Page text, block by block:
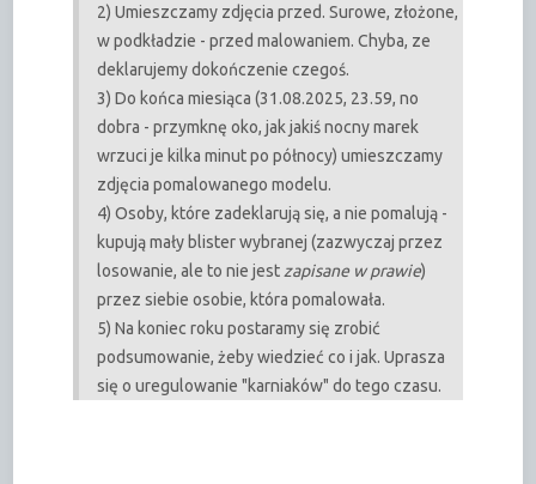
2) Umieszczamy zdjęcia przed. Surowe, złożone,
w podkładzie - przed malowaniem. Chyba, ze
deklarujemy dokończenie czegoś.
3) Do końca miesiąca (31.08.2025, 23.59, no
dobra - przymknę oko, jak jakiś nocny marek
wrzuci je kilka minut po północy) umieszczamy
zdjęcia pomalowanego modelu.
4) Osoby, które zadeklarują się, a nie pomalują -
kupują mały blister wybranej (zazwyczaj przez
losowanie, ale to nie jest zapisane w prawie)
przez siebie osobie, która pomalowała.
5) Na koniec roku postaramy się zrobić
podsumowanie, żeby wiedzieć co i jak. Uprasza
się o uregulowanie "karniaków" do tego czasu.